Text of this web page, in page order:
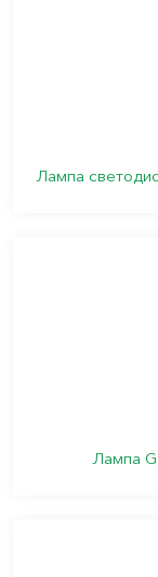
Лампа
Лампа